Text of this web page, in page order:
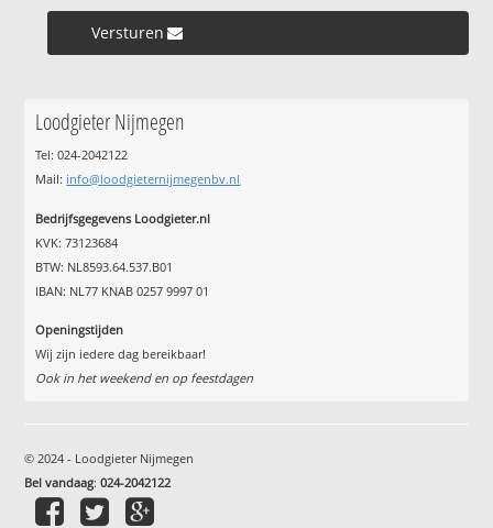
Versturen »
Loodgieter Nijmegen
Tel: 024-2042122
Mail: info@loodgieternijmegenbv.nl
Bedrijfsgegevens Loodgieter.nl
KVK: 73123684
BTW: NL8593.64.537.B01
IBAN: NL77 KNAB 0257 9997 01
Openingstijden
Wij zijn iedere dag bereikbaar!
Ook in het weekend en op feestdagen
© 2024 - Loodgieter Nijmegen
Bel vandaag:024-2042122